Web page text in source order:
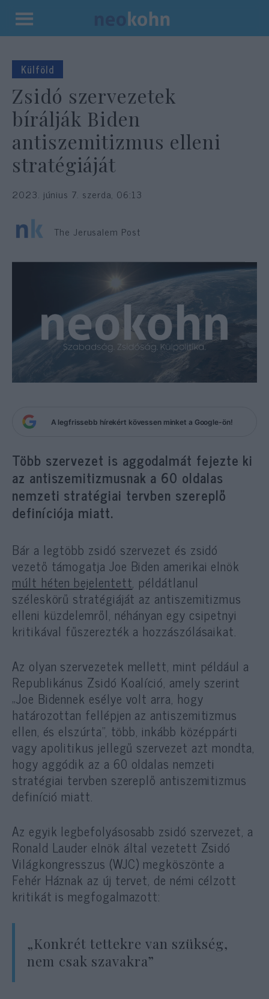
Kilépés
tartalomba
Külföld
Zsidó szervezetek
bírálják Biden
antiszemitizmus elleni
stratégiáját
2023. június 7. szerda, 06:13
The Jerusalem Post
A legfrissebb hírekért kövessen minket a Google-ön!
Több szervezet is aggodalmát fejezte ki
az antiszemitizmusnak a 60 oldalas
nemzeti stratégiai tervben szereplő
definíciója miatt.
Bár a legtöbb zsidó szervezet és zsidó
vezető támogatja Joe Biden amerikai elnök
múlt héten bejelentett, példátlanul
széleskörű stratégiáját az antiszemitizmus
elleni küzdelemről, néhányan egy csipetnyi
kritikával fűszerezték a hozzászólásaikat.
Az olyan szervezetek mellett, mint például a
Republikánus Zsidó Koalíció, amely szerint
„Joe Bidennek esélye volt arra, hogy
határozottan fellépjen az antiszemitizmus
ellen, és elszúrta”, több, inkább középpárti
vagy apolitikus jellegű szervezet azt mondta,
hogy aggódik az a 60 oldalas nemzeti
stratégiai tervben szereplő antiszemitizmus
definíció miatt.
Az egyik legbefolyásosabb zsidó szervezet, a
Ronald Lauder elnök által vezetett Zsidó
Világkongresszus (WJC) megköszönte a
Fehér Háznak az új tervet, de némi célzott
kritikát is megfogalmazott:
„Konkrét tettekre van szükség,
nem csak szavakra”